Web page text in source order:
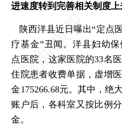
进速度转到完善相关制度上
陕西洋县近日曝出“定点
疗基金”丑闻。洋县妇幼
点医院，这家医院的33名
住院患者收费单据，虚增
金175266.68元。其中，绝
账户后，各科室又按比例
金。